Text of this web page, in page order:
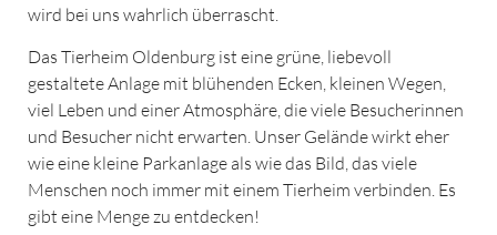
wird bei uns wahrlich überrascht.
Das Tierheim Oldenburg ist eine grüne, liebevoll
gestaltete Anlage mit blühenden Ecken, kleinen Wegen,
viel Leben und einer Atmosphäre, die viele Besucherinnen
und Besucher nicht erwarten. Unser Gelände wirkt eher
wie eine kleine Parkanlage als wie das Bild, das viele
Menschen noch immer mit einem Tierheim verbinden. Es
gibt eine Menge zu entdecken!